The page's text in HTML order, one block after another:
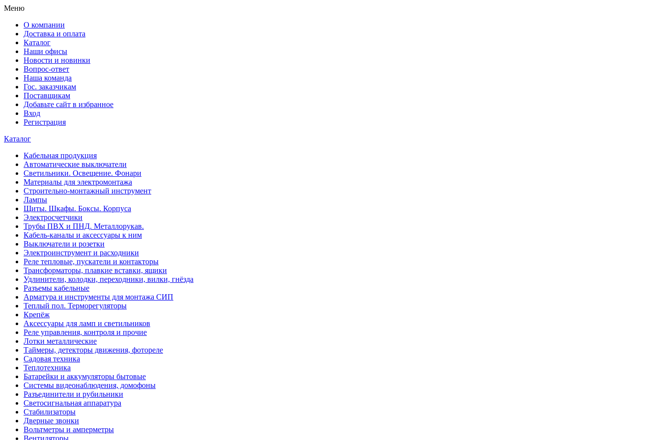
Меню
О компании
Доставка и оплата
Каталог
Наши офисы
Новости и новинки
Вопрос-ответ
Наша команда
Гос. заказчикам
Поставщикам
Добавьте сайт в избранное
Вход
Регистрация
Каталог
Кабельная продукция
Автоматические выключатели
Светильники. Освещение. Фонари
Материалы для электромонтажа
Строительно-монтажный инструмент
Лампы
Щиты. Шкафы. Боксы. Корпуса
Электросчетчики
Трубы ПВХ и ПНД. Металлорукав.
Кабель-каналы и аксессуары к ним
Выключатели и розетки
Электроинструмент и расходники
Реле тепловые, пускатели и контакторы
Трансформаторы, плавкие вставки, ящики
Удлинители, колодки, переходники, вилки, гнёзда
Разъемы кабельные
Арматура и инструменты для монтажа СИП
Теплый пол. Терморегуляторы
Крепёж
Аксессуары для ламп и светильников
Реле управления, контроля и прочие
Лотки металлические
Таймеры, детекторы движения, фотореле
Садовая техника
Теплотехника
Батарейки и аккумуляторы бытовые
Системы видеонаблюдения, домофоны
Разъединители и рубильники
Светосигнальная аппаратура
Стабилизаторы
Дверные звонки
Вольтметры и амперметры
Вентиляторы